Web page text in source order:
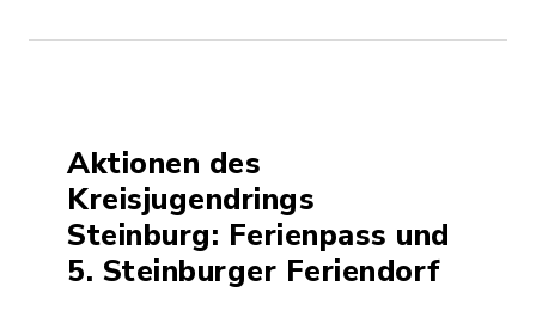
Aktionen des
Kreisjugendrings
Steinburg: Ferienpass und
5. Steinburger Feriendorf